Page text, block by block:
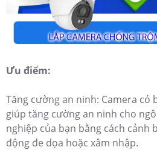
Ưu điểm:
Tăng cường an ninh: Camera có
giúp tăng cường an ninh cho
nghiệp của bạn bằng cách cảnh
động đe dọa hoặc xâm nhập.